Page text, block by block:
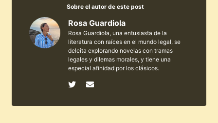
Sobre el autor de este post
Rosa Guardiola
Rosa Guardiola, una entusiasta de la
literatura con raíces en el mundo legal, se
deleita explorando novelas con tramas
legales y dilemas morales, y tiene una
especial afinidad por los clásicos.